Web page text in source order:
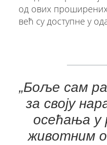
од ових проширених
већ су доступне у
„Боље сам
за своју
осећања у
животним